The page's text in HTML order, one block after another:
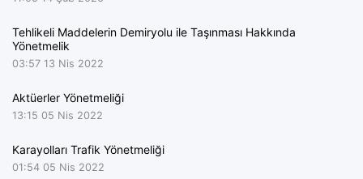
Tehlikeli Maddelerin Demiryolu ile Taşınması Hakkında
Yönetmelik
03:57 13 Nis 2022
Aktüerler Yönetmeliği
13:15 05 Nis 2022
Karayolları Trafik Yönetmeliği
01:54 05 Nis 2022